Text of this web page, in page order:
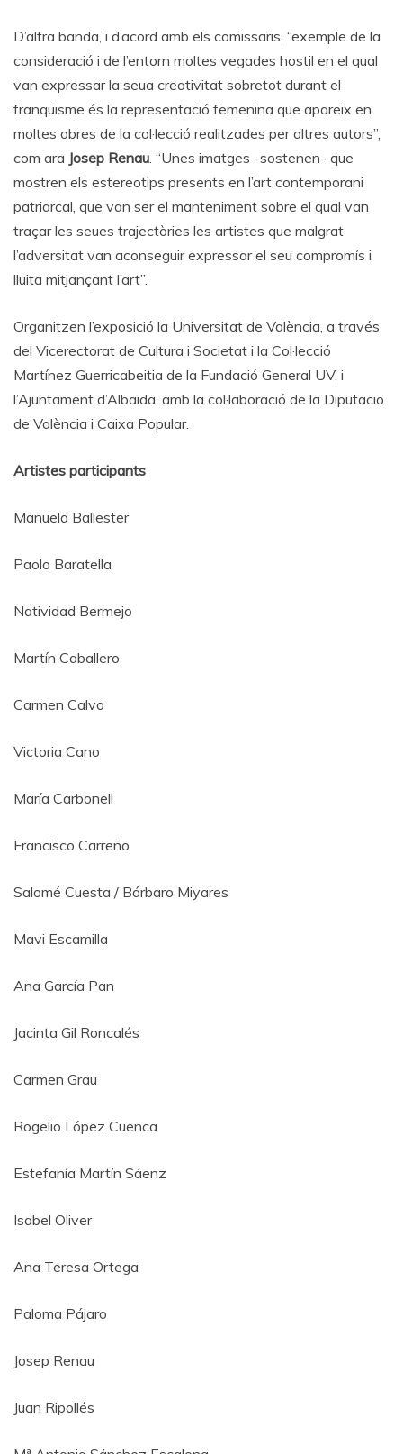
D’altra banda, i d’acord amb els comissaris, “exemple de la
consideració i de l’entorn moltes vegades hostil en el qual
van expressar la seua creativitat sobretot durant el
franquisme és la representació femenina que apareix en
moltes obres de la col·lecció realitzades per altres autors”,
com ara Josep Renau. “Unes imatges -sostenen- que
mostren els estereotips presents en l’art contemporani
patriarcal, que van ser el manteniment sobre el qual van
traçar les seues trajectòries les artistes que malgrat
l’adversitat van aconseguir expressar el seu compromís i
lluita mitjançant l’art”.
Organitzen l’exposició la Universitat de València, a través
del Vicerectorat de Cultura i Societat i la Col·lecció
Martínez Guerricabeitia de la Fundació General UV, i
l’Ajuntament d’Albaida, amb la col·laboració de la Diputacio
de València i Caixa Popular.
Artistes participants
Manuela Ballester
Paolo Baratella
Natividad Bermejo
Martín Caballero
Carmen Calvo
Victoria Cano
María Carbonell
Francisco Carreño
Salomé Cuesta / Bárbaro Miyares
Mavi Escamilla
Ana García Pan
Jacinta Gil Roncalés
Carmen Grau
Rogelio López Cuenca
Estefanía Martín Sáenz
Isabel Oliver
Ana Teresa Ortega
Paloma Pájaro
Josep Renau
Juan Ripollés